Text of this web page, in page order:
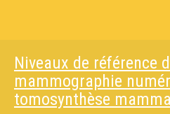
Niveaux de référence
mammographie
tomosynthèse